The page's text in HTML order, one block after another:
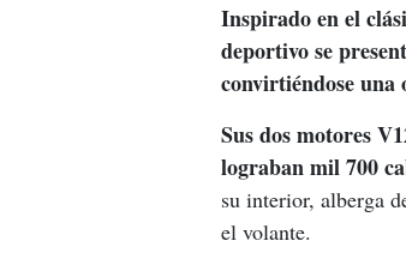
Inspirado en el
deportivo se
convirtiéndose
Sus dos motores
lograban mil 700
su interior, alberga
el volante.